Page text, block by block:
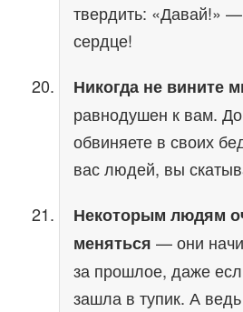
твердить: «Давай!»
сердце!
Никогда не вините
равнодушен к вам.
обвиняете в своих
вас людей, вы
Некоторым людям
меняться — они
за прошлое, даже
зашла в тупик. А